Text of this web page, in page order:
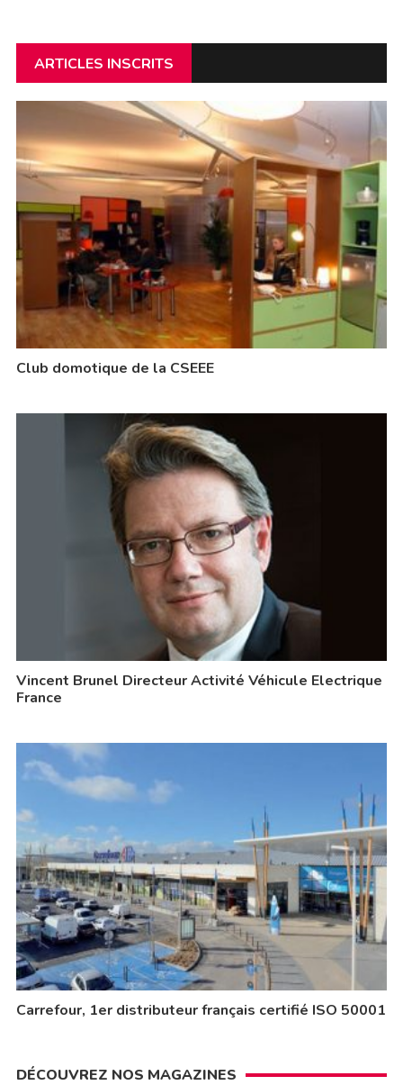
ARTICLES INSCRITS
Club domotique de la CSEEE
Vincent Brunel Directeur Activité Véhicule Electrique
France
Carrefour, 1er distributeur français certifié ISO 50001
DÉCOUVREZ NOS MAGAZINES